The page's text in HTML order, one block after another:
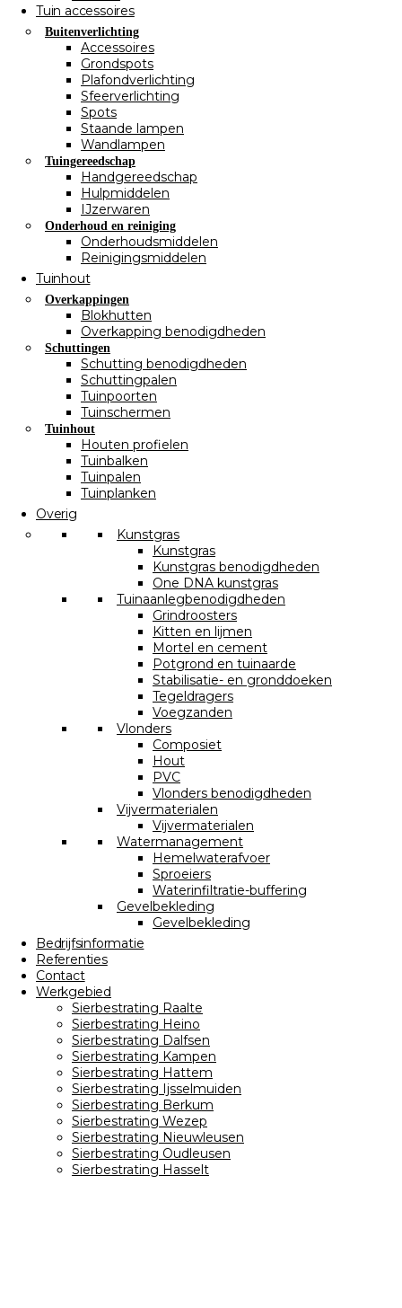
Tuin accessoires
Buitenverlichting
Accessoires
Grondspots
Plafondverlichting
Sfeerverlichting
Spots
Staande lampen
Wandlampen
Tuingereedschap
Handgereedschap
Hulpmiddelen
IJzerwaren
Onderhoud en reiniging
Onderhoudsmiddelen
Reinigingsmiddelen
Tuinhout
Overkappingen
Blokhutten
Overkapping benodigdheden
Schuttingen
Schutting benodigdheden
Schuttingpalen
Tuinpoorten
Tuinschermen
Tuinhout
Houten profielen
Tuinbalken
Tuinpalen
Tuinplanken
Overig
Kunstgras
Kunstgras
Kunstgras benodigdheden
One DNA kunstgras
Tuinaanlegbenodigdheden
Grindroosters
Kitten en lijmen
Mortel en cement
Potgrond en tuinaarde
Stabilisatie- en gronddoeken
Tegeldragers
Voegzanden
Vlonders
Composiet
Hout
PVC
Vlonders benodigdheden
Vijvermaterialen
Vijvermaterialen
Watermanagement
Hemelwaterafvoer
Sproeiers
Waterinfiltratie-buffering
Gevelbekleding
Gevelbekleding
Bedrijfsinformatie
Referenties
Contact
Werkgebied
Sierbestrating Raalte
Sierbestrating Heino
Sierbestrating Dalfsen
Sierbestrating Kampen
Sierbestrating Hattem
Sierbestrating Ijsselmuiden
Sierbestrating Berkum
Sierbestrating Wezep
Sierbestrating Nieuwleusen
Sierbestrating Oudleusen
Sierbestrating Hasselt